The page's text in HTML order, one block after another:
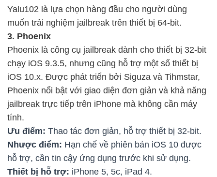
Yalu102 là lựa chọn hàng đầu cho người dùng
muốn trải nghiệm jailbreak trên thiết bị 64-bit.
3. Phoenix
Phoenix là công cụ jailbreak dành cho thiết bị 32-bit
chạy iOS 9.3.5, nhưng cũng hỗ trợ một số thiết bị
iOS 10.x. Được phát triển bởi Siguza và Tihmstar,
Phoenix nổi bật với giao diện đơn giản và khả năng
jailbreak trực tiếp trên iPhone mà không cần máy
tính.
Ưu điểm: Thao tác đơn giản, hỗ trợ thiết bị 32-bit.
Nhược điểm: Hạn chế về phiên bản iOS 10 được
hỗ trợ, cần tin cậy ứng dụng trước khi sử dụng.
Thiết bị hỗ trợ: iPhone 5, 5c, iPad 4.